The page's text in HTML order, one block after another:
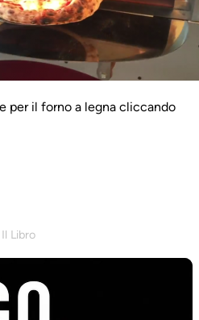
per il forno a legna cliccando
Il Libro